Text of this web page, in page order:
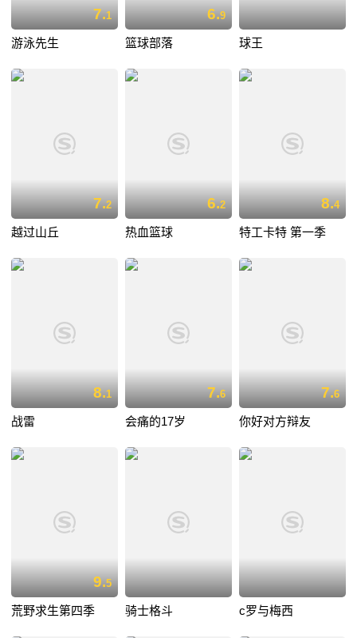
7.1
游泳先生
6.9
篮球部落 球王
7.2
越过山丘
6.2
热血篮球
8.4
特工卡特 第一季
8.1
战雷
7.6
会痛的17岁
7.6
你好对方辩友
9.5
荒野求生第四季 骑士格斗 c罗与梅西